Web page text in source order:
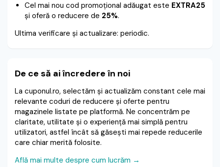
Cel mai nou cod promoțional adăugat este EXTRA25
și oferă o reducere de 25%.
Ultima verificare și actualizare: periodic.
De ce să ai încredere în noi
La cuponul.ro, selectăm și actualizăm constant cele mai
relevante coduri de reducere și oferte pentru
magazinele listate pe platformă. Ne concentrăm pe
claritate, utilitate și o experiență mai simplă pentru
utilizatori, astfel încât să găsești mai repede reducerile
care chiar merită folosite.
Află mai multe despre cum lucrăm →